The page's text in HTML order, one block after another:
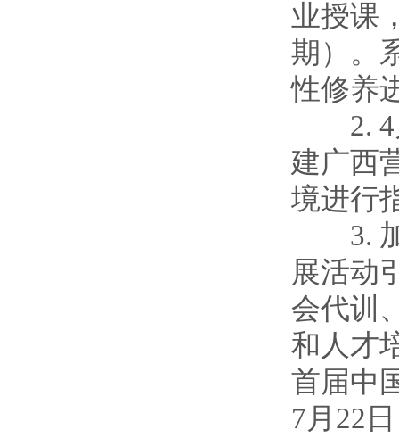
业授课
期）。
性修养
2. 4月
建广西
境进行
3. 加
展活动
会代训
和人才
首届中
7月22